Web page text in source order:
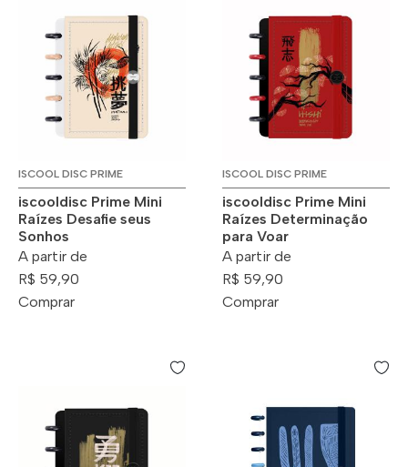
ISCOOL DISC PRIME
iscooldisc Prime Mini
Raízes Desafie seus
Sonhos
A partir de
R$ 59,90
Comprar
ISCOOL DISC PRIME
iscooldisc Prime Mini
Raízes Determinação
para Voar
A partir de
R$ 59,90
Comprar